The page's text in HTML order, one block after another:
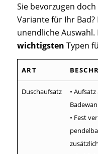
Sie bevorzugen
Variante für Ihr
unendliche Auswahl.
wichtigsten Typen
ART
Duschaufsatz
•
• Fest